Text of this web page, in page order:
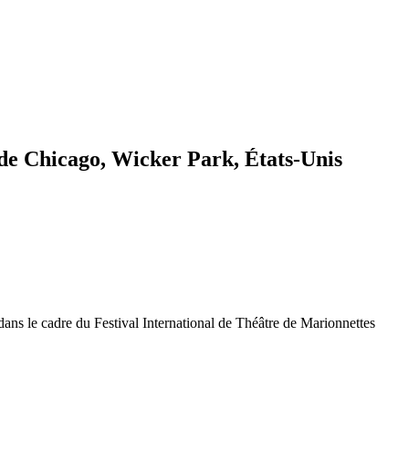
Chicago, Wicker Park, États-Unis
le cadre du Festival International de Théâtre de Marionnettes